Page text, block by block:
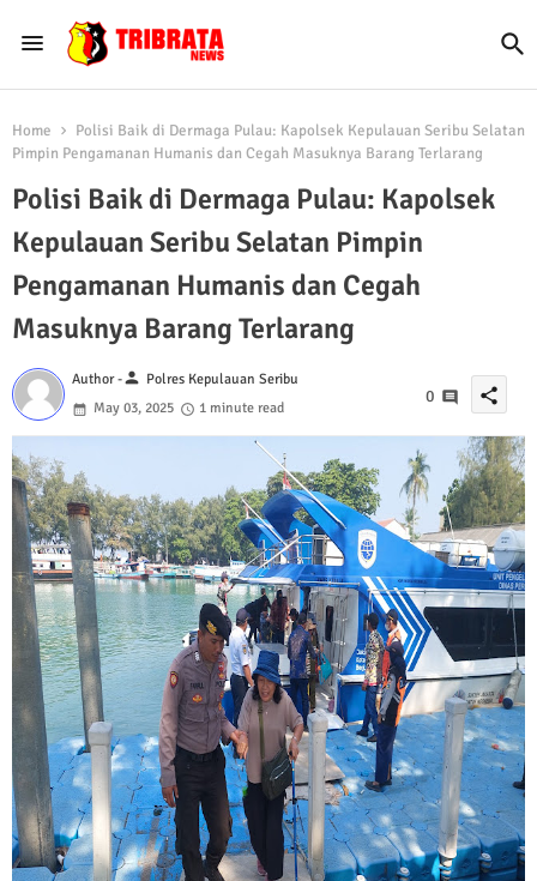
Home
Polisi Baik di Dermaga Pulau: Kapolsek Kepulauan Seribu Selatan
Pimpin Pengamanan Humanis dan Cegah Masuknya Barang Terlarang
Polisi Baik di Dermaga Pulau: Kapolsek
Kepulauan Seribu Selatan Pimpin
Pengamanan Humanis dan Cegah
Masuknya Barang Terlarang
Author -person Polres Kepulauan Seribu
May 03, 2025
1 minute read
0 share